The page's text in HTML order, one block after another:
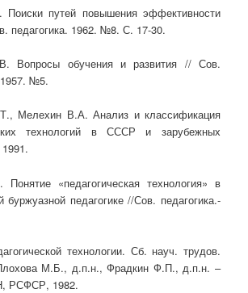
путей повышения эффективности
педагогика. 1962. №8. С. 17-30.
Вопросы обучения и развития // Сов.
1957. №5.
Мелехин В.А. Анализ и классификация
технологий в СССР и зарубежных
«педагогическая технология» в
буржуазной педагогике //Сов. педагогика.-
технологии. Сб. науч. трудов.
М.Б., д.п.н., Фрадкин Ф.П., д.п.н. –
РСФСР, 1982.